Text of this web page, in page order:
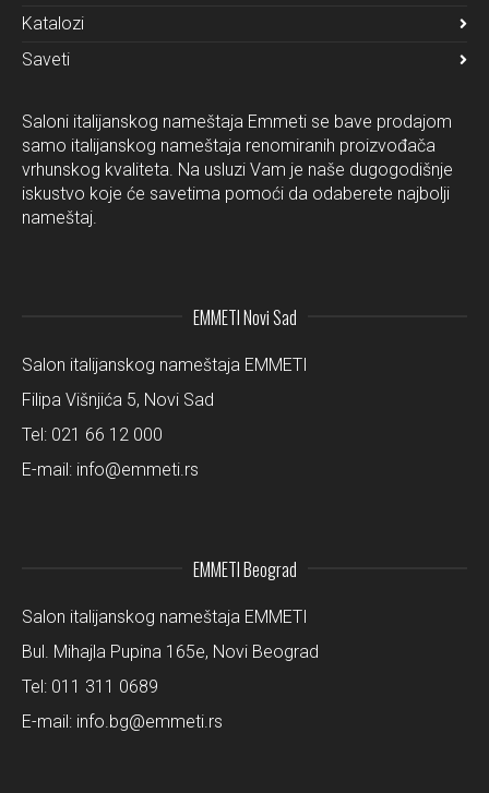
Katalozi
Saveti
Saloni italijanskog nameštaja Emmeti se bave prodajom
samo italijanskog nameštaja renomiranih proizvođača
vrhunskog kvaliteta. Na usluzi Vam je naše dugogodišnje
iskustvo koje će savetima pomoći da odaberete najbolji
nameštaj.
EMMETI Novi Sad
Salon italijanskog nameštaja EMMETI
Filipa Višnjića 5, Novi Sad
Tel: 021 66 12 000
E-mail: info@emmeti.rs
EMMETI Beograd
Salon italijanskog nameštaja EMMETI
Bul. Mihajla Pupina 165e, Novi Beograd
Tel: 011 311 0689
E-mail: info.bg@emmeti.rs